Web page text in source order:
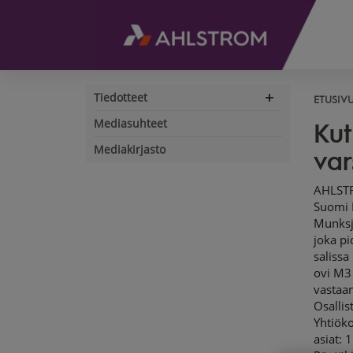
Tiedotteet
Expand
navigation
Mediasuhteet
Mediakirjasto
AHLSTROM-MUNKSJÖ OYJ, PÖRSSITIEDOTE 7.4.2017 klo. 08.30 CEST Helsinki, Suomi Kutsu Ahlstrom-Munksjön varsinaiseen yhtiökokoukseen Ahlstrom-Munksjö Oyj:n osakkeenomistajat kutsutaan varsinaiseen yhtiökokoukseen, joka pidetään tiistaina 16.5.2017 klo 13.00 alkaen Finlandia-talon Helsinki-salissa osoitteessa Mannerheimintie 13 e, Helsinki (Mannerheimintien puolelta ovi M3 ja Karamzininrannan puolelta ovi K3). Kokoukseen ilmoittautuneiden vastaanottaminen ja äänestyslippujen jakaminen aloitetaan klo 12.00. Osallistujien toivotaan ilmoittautuvan kokoukseen viimeistään klo 12.45. A. Yhtiökokouksessa käsiteltävät asiat Yhtiökokouksessa käsitellään seuraavat asiat: 1. Kokouksen avaaminen 2. Kokouksen järjestäytyminen 3. Pöytäkirjantarkastajien ja ääntenlaskun valvojien valitseminen 4. Kokouksen laillisuuden toteaminen 5. Läsnä